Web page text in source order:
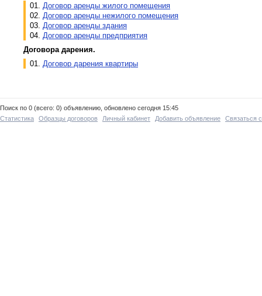
01. Договор аренды жилого помещения
02. Договор аренды нежилого помещения
03. Договор аренды здания
04. Договор аренды предприятия
Договора дарения.
01. Договор дарения квартиры
Поиск по 0 (всего: 0) объявлению, обновлено сегодня 15:45
Статистика
Образцы договоров Личный кабинет Добавить объявление Связаться